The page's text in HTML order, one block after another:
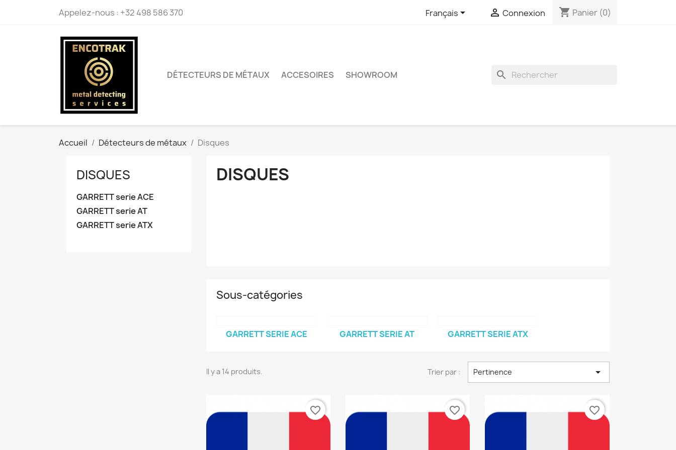
Appelez-nous : +32 498 586 370 Français  Connexion shopping_cart Panier (0)
DÉTECTEURS DE MÉTAUX ACCESOIRES SHOWROOM search
Accueil Détecteurs de métaux Disques
DISQUES
GARRETT serie ACE
GARRETT serie AT
GARRETT serie ATX
DISQUES
Sous-catégories
GARRETT SERIE ACE GARRETT SERIE AT GARRETT SERIE ATX
Il y a 14 produits. Trier par : Pertinence 
favorite_border favorite_border favorite_border